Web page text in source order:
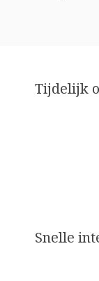
Tijdelijk
Snelle